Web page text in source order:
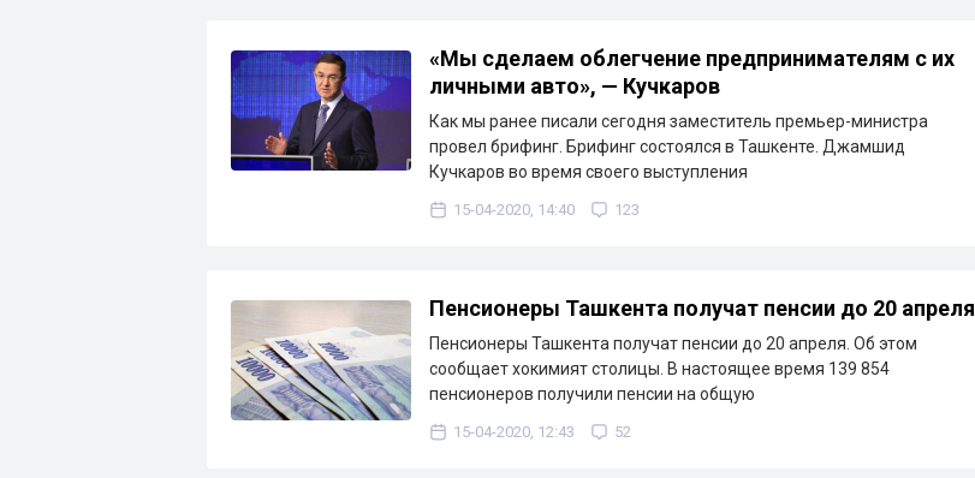
«Мы сделаем облегчение предпринимателям с их
личными авто», — Кучкаров
Как мы ранее писали сегодня заместитель премьер-министра
провел брифинг. Брифинг состоялся в Ташкенте. Джамшид
Кучкаров во время своего выступления
15-04-2020, 14:40 123
Пенсионеры Ташкента получат пенсии до 20 апреля
Пенсионеры Ташкента получат пенсии до 20 апреля. Об этом
сообщает хокимият столицы. В настоящее время 139 854
пенсионеров получили пенсии на общую
15-04-2020, 12:43 52